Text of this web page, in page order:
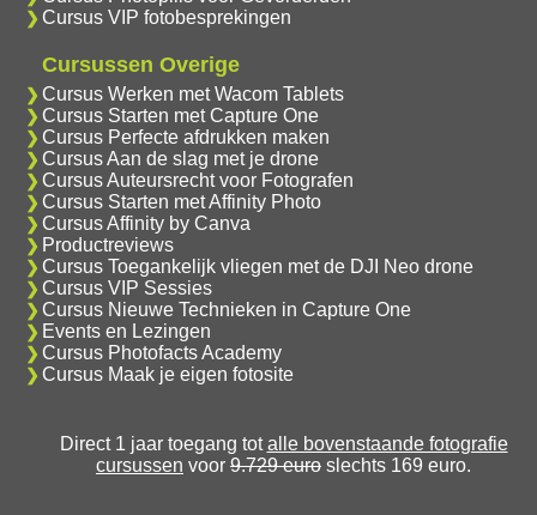
Cursus VIP fotobesprekingen
Cursussen Overige
Cursus Werken met Wacom Tablets
Cursus Starten met Capture One
Cursus Perfecte afdrukken maken
Cursus Aan de slag met je drone
Cursus Auteursrecht voor Fotografen
Cursus Starten met Affinity Photo
Cursus Affinity by Canva
Productreviews
Cursus Toegankelijk vliegen met de DJI Neo drone
Cursus VIP Sessies
Cursus Nieuwe Technieken in Capture One
Events en Lezingen
Cursus Photofacts Academy
Cursus Maak je eigen fotosite
Direct 1 jaar toegang totalle bovenstaande fotografie
cursussen voor 9.729 euro slechts 169 euro.